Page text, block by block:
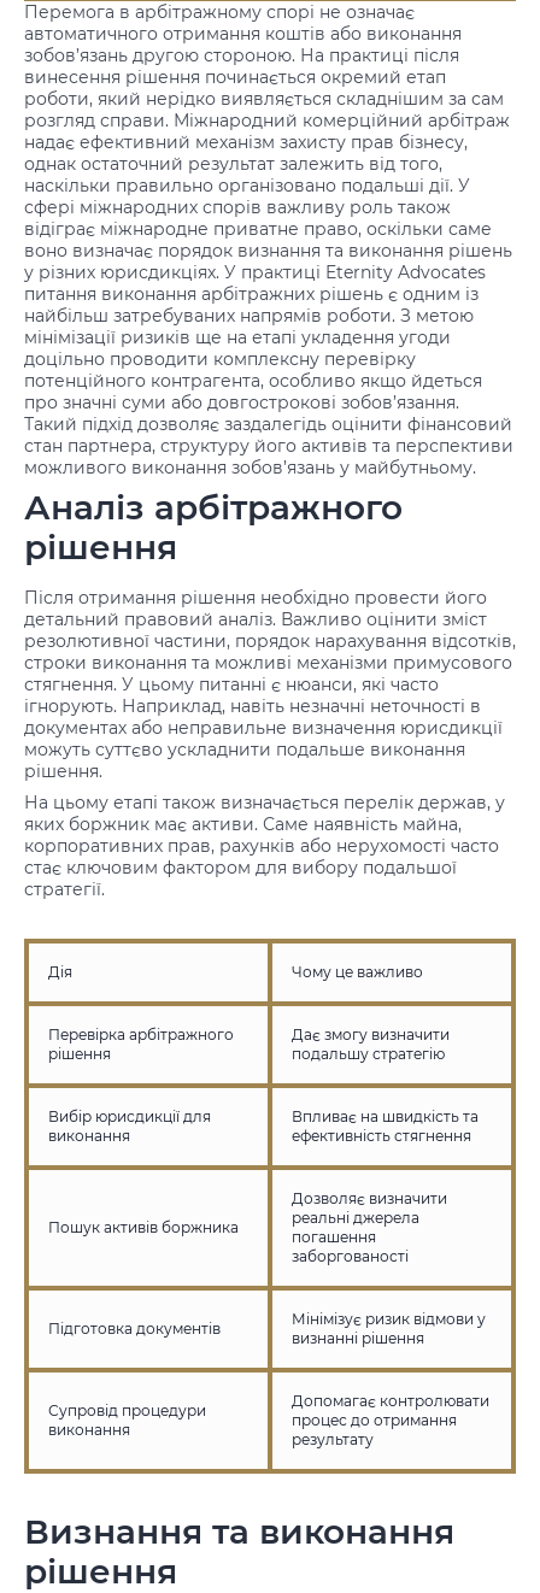
Перемога в арбітражному спорі не означає
автоматичного отримання коштів або виконання
зобов’язань другою стороною. На практиці після
винесення рішення починається окремий етап
роботи, який нерідко виявляється складнішим за сам
розгляд справи. Міжнародний комерційний арбітраж
надає ефективний механізм захисту прав бізнесу,
однак остаточний результат залежить від того,
наскільки правильно організовано подальші дії. У
сфері міжнародних спорів важливу роль також
відіграє міжнародне приватне право, оскільки саме
воно визначає порядок визнання та виконання рішень
у різних юрисдикціях. У практиці Eternity Advocates
питання виконання арбітражних рішень є одним із
найбільш затребуваних напрямів роботи. З метою
мінімізації ризиків ще на етапі укладення угоди
доцільно проводити комплексну перевірку
потенційного контрагента, особливо якщо йдеться
про значні суми або довгострокові зобов’язання.
Такий підхід дозволяє заздалегідь оцінити фінансовий
стан партнера, структуру його активів та перспективи
можливого виконання зобов’язань у майбутньому.
Аналіз арбітражного
рішення
Після отримання рішення необхідно провести його
детальний правовий аналіз. Важливо оцінити зміст
резолютивної частини, порядок нарахування відсотків,
строки виконання та можливі механізми примусового
стягнення. У цьому питанні є нюанси, які часто
ігнорують. Наприклад, навіть незначні неточності в
документах або неправильне визначення юрисдикції
можуть суттєво ускладнити подальше виконання
рішення.
На цьому етапі також визначається перелік держав, у
яких боржник має активи. Саме наявність майна,
корпоративних прав, рахунків або нерухомості часто
стає ключовим фактором для вибору подальшої
стратегії.
Дія Чому це важливо
Перевірка арбітражного
рішення
Дає змогу визначити
подальшу стратегію
Вибір юрисдикції для
виконання
Впливає на швидкість та
ефективність стягнення
Пошук активів боржника
Дозволяє визначити
реальні джерела
погашення
заборгованості
Підготовка документів
Мінімізує ризик відмови у
визнанні рішення
Супровід процедури
виконання
Допомагає контролювати
процес до отримання
результату
Визнання та виконання
рішення